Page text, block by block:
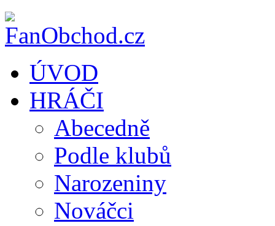
ÚVOD
HRÁČI
Abecedně
Podle klubů
Narozeniny
Nováčci